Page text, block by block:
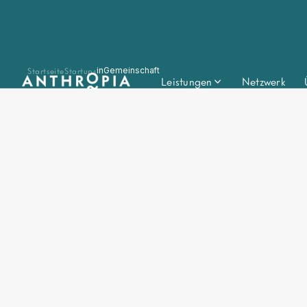
Leistungen Netzwerk
StartseiteStartupsinGemeinschaft